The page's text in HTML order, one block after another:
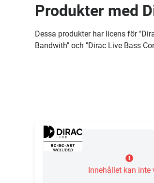
Produkter med
Dessa produkter har licens för
Bandwith" och "Dirac Live Bass
Innehållet kan inte